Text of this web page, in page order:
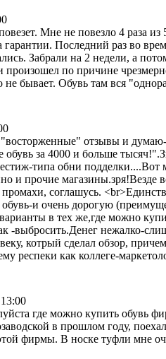
Мне не повезло 4 раза из
гарантии. Последний раз во
Забрали на 2 недели, а
произошел по причине
бывает. Обувь там вся
отзывы и
обувь за 4000 и больше
типа обни подделки....Вот
и прочие магазины.зря!Везде
соглашусь.
и очень дорогую
в тех же,где можно
-выбросить.Денег нежалко-
котрый сделал обзор,
респеки как коллеге-
где можно купить обувь
в прошлом году,
фирмы. В носке туфли мне